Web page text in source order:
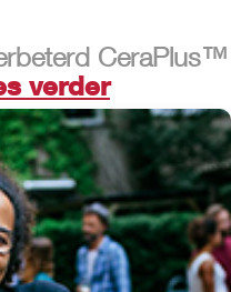
CeraPlus™
verder